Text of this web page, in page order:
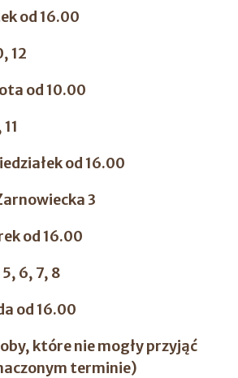
od 16.00
12
od 10.00
od 16.00
3
od 16.00
6, 7, 8
od 16.00
które nie mogły przyjąć
terminie)